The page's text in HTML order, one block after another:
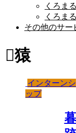
くろま
くろま
その他のサー
猿
インターンシ
ップ